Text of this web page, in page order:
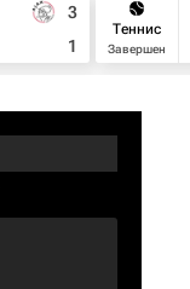
3
1
Теннис
Завершен